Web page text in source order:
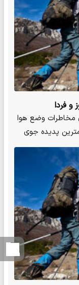
فردا
مخاطرات وضع هوا
پدیده جوی